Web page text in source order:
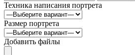
Техника написания портрета
Размер портрета
Добавить файлы